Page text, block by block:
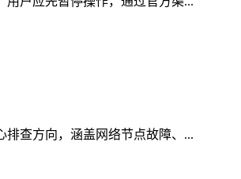
查方向，涵盖网络节点故障、...